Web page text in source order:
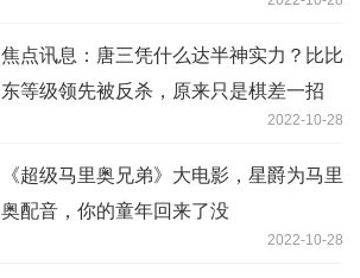
焦点讯息：唐三凭什么达半神实力？比比
东等级领先被反杀，原来只是棋差一招
2022-10-28
《超级马里奥兄弟》大电影，星爵为马里
奥配音，你的童年回来了没
2022-10-28